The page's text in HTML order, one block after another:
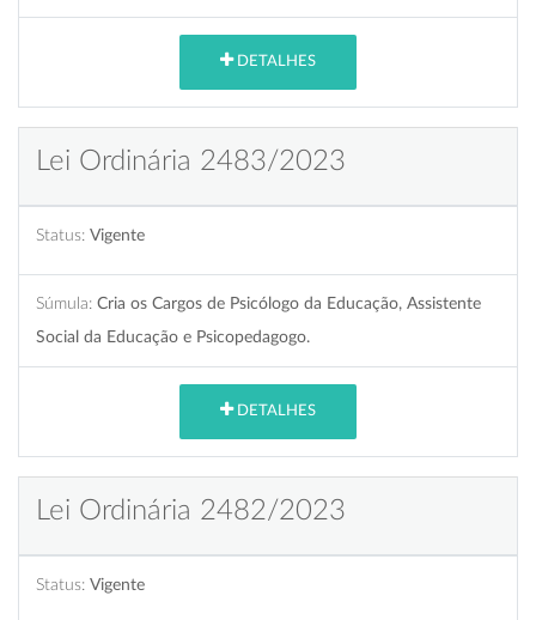
DETALHES
Lei Ordinária 2483/2023
Status: Vigente
Súmula: Cria os Cargos de Psicólogo da Educação, Assistente
Social da Educação e Psicopedagogo.
DETALHES
Lei Ordinária 2482/2023
Status: Vigente